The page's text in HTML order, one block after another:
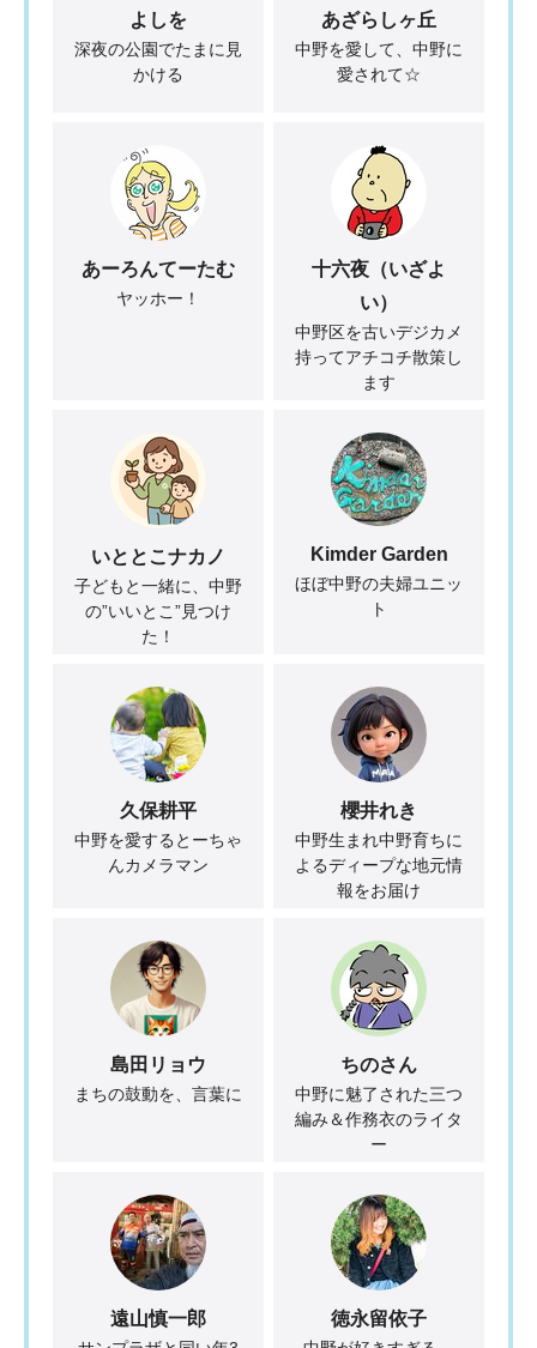
よしを
深夜の公園でたまに見
かける
あざらしヶ丘
中野を愛して、中野に
愛されて☆
あーろんてーたむ
ヤッホー！
十六夜（いざよ
い）
中野区を古いデジカメ
持ってアチコチ散策し
ます
いととこナカノ
子どもと一緒に、中野
の”いいとこ”見つけ
た！
Kimder Garden
ほぼ中野の夫婦ユニッ
ト
久保耕平
中野を愛するとーちゃ
んカメラマン
櫻井れき
中野生まれ中野育ちに
よるディープな地元情
報をお届け
島田リョウ
まちの鼓動を、言葉に
ちのさん
中野に魅了された三つ
編み＆作務衣のライタ
ー
遠山慎一郎 徳永留依子